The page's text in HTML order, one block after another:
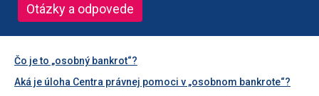
Otázky a odpovede
Čo je to „osobný bankrot“?
Aká je úloha Centra právnej pomoci v „osobnom bankrote“?